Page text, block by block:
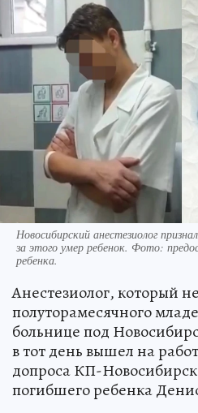
Новосибирский анестезиолог
за этого умер ребенок. Фото:
ребенка.
Анестезиолог, который
полуторамесячного
больнице под
в тот день вышел на
допроса КП-
погибшего ребенка